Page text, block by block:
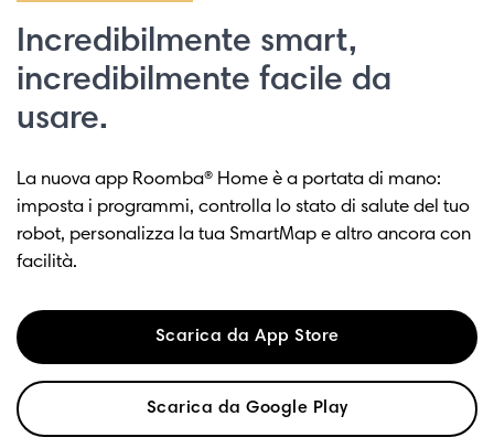
Incredibilmente smart,
incredibilmente facile da
usare.
La nuova app Roomba® Home è a portata di mano:
imposta i programmi, controlla lo stato di salute del tuo
robot, personalizza la tua SmartMap e altro ancora con
facilità.
Scarica da App Store
Scarica da Google Play